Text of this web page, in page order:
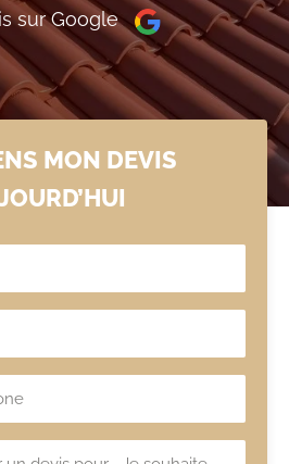
sur Google
MON DEVIS